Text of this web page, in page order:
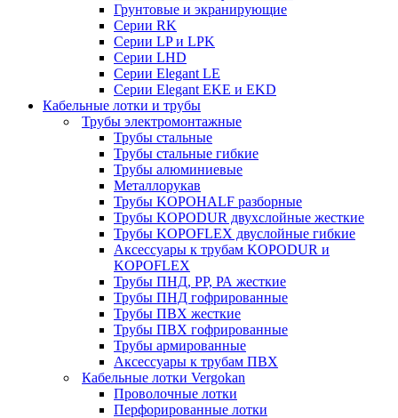
Грунтовые и экранирующие
Серии RK
Серии LP и LPK
Серии LHD
Серии Elegant LE
Серии Elegant EKE и EKD
Кабельные лотки и трубы
Трубы электромонтажные
Трубы стальные
Трубы стальные гибкие
Трубы алюминиевые
Металлорукав
Трубы KOPOHALF разборные
Трубы KOPODUR двухслойные жесткие
Трубы KOPOFLEX двуслойные гибкие
Аксессуары к трубам KOPODUR и
KOPOFLEX
Трубы ПНД, РР, РА жесткие
Трубы ПНД гофрированные
Трубы ПВХ жесткие
Трубы ПВХ гофрированные
Трубы армированные
Аксессуары к трубам ПВХ
Кабельные лотки Vergokan
Проволочные лотки
Перфорированные лотки